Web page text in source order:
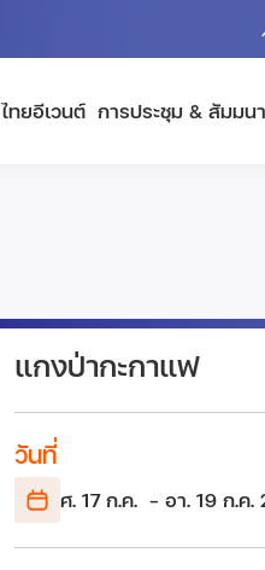
ไทยอีเวนต์ การประชุม & สัมมนา
แกงป่ากะกาแฟ
วันที่
ศ. 17 ก.ค. - อา. 19 ก.ค.